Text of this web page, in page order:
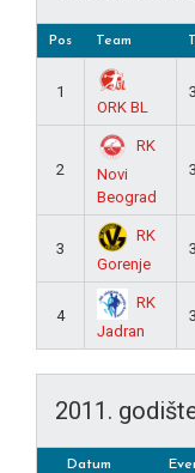
Pos Team T
1
ORK BL
3
2
RK
Novi
Beograd
3
3
RK
Gorenje
3
4
RK
Jadran
3
2011.
Datum